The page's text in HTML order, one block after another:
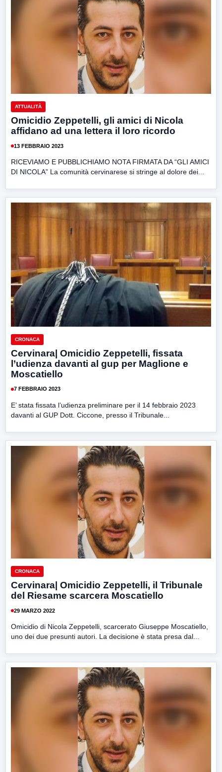
ATTUALITÀ
Omicidio Zeppetelli, gli amici di Nicola
affidano ad una lettera il loro ricordo
13 FEBBRAIO 2023
RICEVIAMO E PUBBLICHIAMO NOTA FIRMATA DA “GLI AMICI
DI NICOLA” La comunità cervinarese si stringe al dolore dei...
CRONACA
Cervinara| Omicidio Zeppetelli, fissata
l’udienza davanti al gup per Maglione e
Moscatiello
7 FEBBRAIO 2023
E’ stata fissata l’udienza preliminare per il 14 febbraio 2023
davanti al GUP Dott. Ciccone, presso il Tribunale...
CRONACA
Cervinara| Omicidio Zeppetelli, il Tribunale
del Riesame scarcera Moscatiello
29 MARZO 2022
Omicidio di Nicola Zeppetelli, scarcerato Giuseppe Moscatiello,
uno dei due presunti autori. La decisione è stata presa dal...